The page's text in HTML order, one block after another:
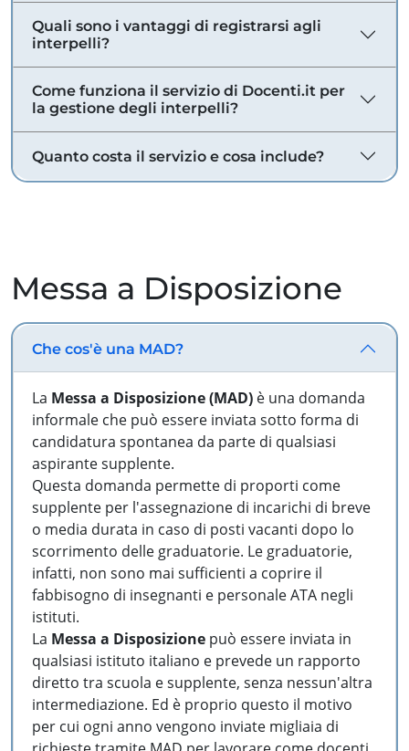
Quali sono i vantaggi di registrarsi agli
interpelli?
Come funziona il servizio di Docenti.it per
la gestione degli interpelli?
Quanto costa il servizio e cosa include?
Messa a Disposizione
Che cos'è una MAD?
La Messa a Disposizione (MAD) è una domanda
informale che può essere inviata sotto forma di
candidatura spontanea da parte di qualsiasi
aspirante supplente.
Questa domanda permette di proporti come
supplente per l'assegnazione di incarichi di breve
o media durata in caso di posti vacanti dopo lo
scorrimento delle graduatorie. Le graduatorie,
infatti, non sono mai sufficienti a coprire il
fabbisogno di insegnanti e personale ATA negli
istituti.
La Messa a Disposizione può essere inviata in
qualsiasi istituto italiano e prevede un rapporto
diretto tra scuola e supplente, senza nessun'altra
intermediazione. Ed è proprio questo il motivo
per cui ogni anno vengono inviate migliaia di